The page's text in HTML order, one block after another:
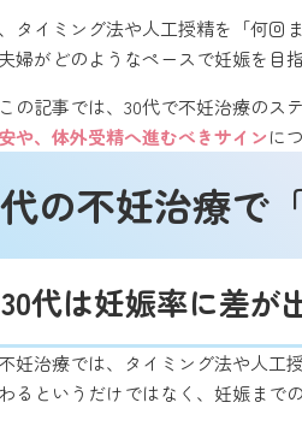
タイミング法や人工授精を「何回
婦がどのようなペースで妊娠を目
の記事では、30代で不妊治療のス
や、体外受精へ進むべきサインに
の不妊治療で
30代は妊娠率に差が
妊治療では、タイミング法や人工
るというだけではなく、妊娠まで